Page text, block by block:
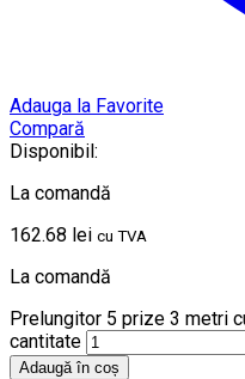
Adauga la Favorite
Compară
Disponibil:
La comandă
162.68 lei cu TVA
La comandă
Prelungitor 5 prize 3 metri
cantitate
Adaugă în coș